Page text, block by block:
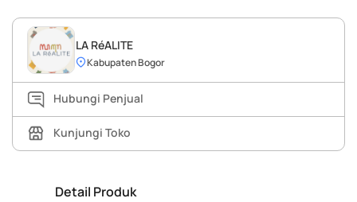
LA RéALITE
Kabupaten Bogor
Hubungi Penjual
Kunjungi Toko
Detail Produk